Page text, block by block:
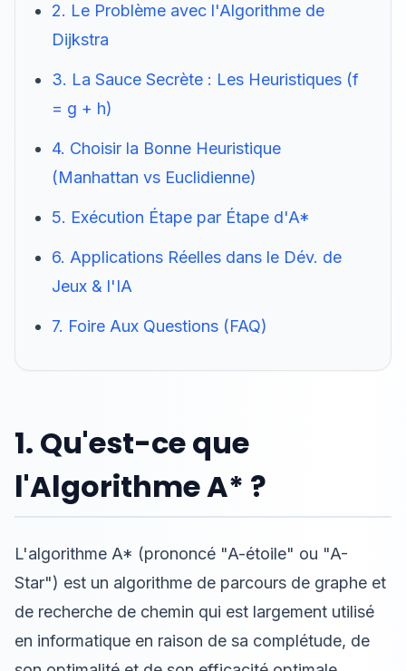
2. Le Problème avec l'Algorithme de
Dijkstra
3. La Sauce Secrète : Les Heuristiques (f
= g + h)
4. Choisir la Bonne Heuristique
(Manhattan vs Euclidienne)
5. Exécution Étape par Étape d'A*
6. Applications Réelles dans le Dév. de
Jeux & l'IA
7. Foire Aux Questions (FAQ)
1. Qu'est-ce que
l'Algorithme A* ?
L'algorithme A* (prononcé "A-étoile" ou "A-
Star") est un algorithme de parcours de graphe et
de recherche de chemin qui est largement utilisé
en informatique en raison de sa complétude, de